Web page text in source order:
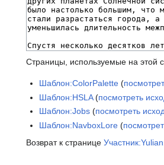
Страницы, используемые на этой
Шаблон:ColorPalette (
Шаблон:HSLA(посмотреть
Шаблон:Jobs (посмотреть
Шаблон:NavboxLore (
Возврат к странице Участник:Yulian